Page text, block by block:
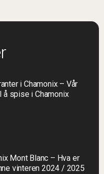
i Chamonix – Vår
å spise i Chamonix
Mont Blanc – Hva er
vinteren 2024 / 2025